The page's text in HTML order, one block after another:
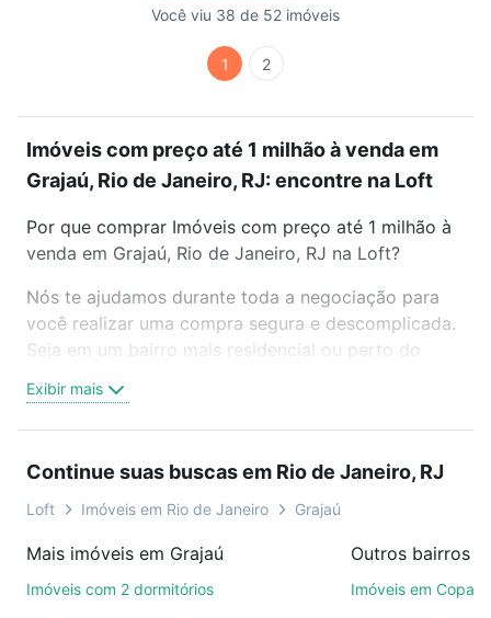
Você viu 38 de 52 imóveis
1 2
Imóveis com preço até 1 milhão à venda em
Grajaú, Rio de Janeiro, RJ: encontre na Loft
Por que comprar Imóveis com preço até 1 milhão à
venda em Grajaú, Rio de Janeiro, RJ na Loft?
Nós te ajudamos durante toda a negociação para
você realizar uma compra segura e descomplicada.
Seja em um bairro mais residencial ou perto do
oferta ideal de Imóveis com preço até 1 milhão à
venda em Grajaú, Rio de Janeiro, RJ para conquistar
videochamada, é grátis, sem compromisso e você
ainda conta com mais de 46 mil corretores e
de imóveis.
Exibir mais
Continue suas buscas em Rio de Janeiro, RJ
Loft Imóveis em Rio de Janeiro Grajaú
Mais imóveis em Grajaú
Imóveis com 2 dormitórios
Imóveis em